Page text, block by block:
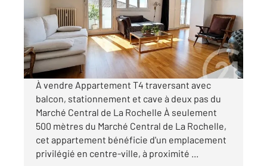
Appartement T4 à vendre
349 900 €
Visiter le site dédié
À vendre Appartement T4 traversant avec
balcon, stationnement et cave à deux pas du
Marché Central de La Rochelle À seulement
500 mètres du Marché Central de La Rochelle,
cet appartement bénéficie d'un emplacement
privilégié en centre-ville, à proximité ...